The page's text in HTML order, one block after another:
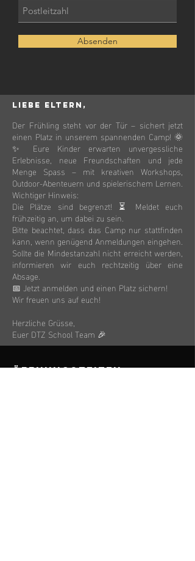
Absenden
Liebe Eltern,
Der Frühling steht vor der Tür – sichert jetzt
einen Platz in unserem spannenden Camp! 🌞
✨ Eure Kinder erwarten unvergessliche
Erlebnisse, neue Freundschaften und jede
Menge Spass – mit kreativen Workshops,
Outdoor-Abenteuern und spielerischem Lernen.
Wichtiger Hinweis:
Die Plätze sind begrenzt! ⏳ Meldet euch
frühzeitig an, um dabei zu sein.
Bitte beachtet, dass das Camp nur stattfinden
kann, wenn genügend Anmeldungen eingehen.
Sollte die Mindestanzahl nicht erreicht werden,
informieren wir euch rechtzeitig über eine
Absage.
📅 Jetzt anmelden und einen Platz sichern!
Wir freuen uns auf euch!
Herzliche Grüsse,
Euer DTZ School Team 🎉
ÖFFNUNGSZEITEN